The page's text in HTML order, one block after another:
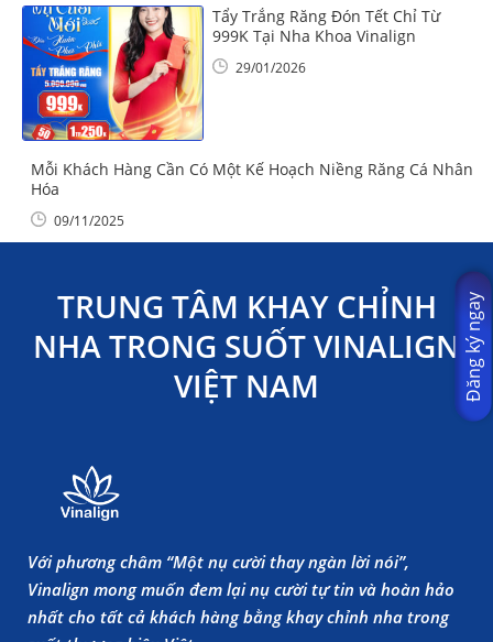
Tẩy Trắng Răng Đón Tết Chỉ Từ
999K Tại Nha Khoa Vinalign
29/01/2026
Mỗi Khách Hàng Cần Có Một Kế Hoạch Niềng Răng Cá Nhân
Hóa
09/11/2025
TRUNG TÂM KHAY CHỈNH
NHA TRONG SUỐT VINALIGN
VIỆT NAM
Với phương châm “Một nụ cười thay ngàn lời nói”,
Vinalign mong muốn đem lại nụ cười tự tin và hoàn hảo
nhất cho tất cả khách hàng bằng khay chỉnh nha trong
Đăng ký ngay